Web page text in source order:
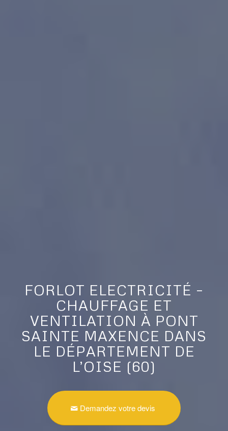
FORLOT ELECTRICITÉ –
CHAUFFAGE ET
VENTILATION À PONT
SAINTE MAXENCE DANS
LE DÉPARTEMENT DE
L’OISE (60)
Demandez votre devis